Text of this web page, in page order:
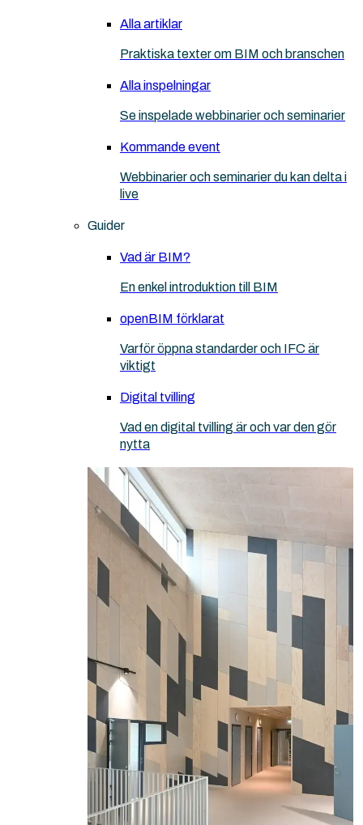
Alla artiklar
Praktiska texter om BIM och branschen
Alla inspelningar
Se inspelade webbinarier och seminarier
Kommande event
Webbinarier och seminarier du kan delta i
live
Guider
Vad är BIM?
En enkel introduktion till BIM
openBIM förklarat
Varför öppna standarder och IFC är
viktigt
Digital tvilling
Vad en digital tvilling är och var den gör
nytta